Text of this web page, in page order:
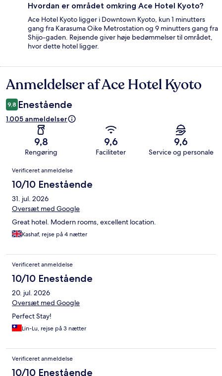
Hvordan er området omkring Ace Hotel Kyoto?
Ace Hotel Kyoto ligger i Downtown Kyoto, kun 1 minutters
gang fra Karasuma Oike Metrostation og 9 minutters gang fra
Shijo-gaden. Rejsende giver høje bedømmelser til området,
hvor dette hotel ligger.
Anmeldelser
Anmeldelser af Ace Hotel Kyoto
9,8 Enestående
1.005 anmeldelser
9,8
Rengøring
9,6
Faciliteter
9,6
Service og personale
Anmeldelser
Verificeret anmeldelse
10/10 Enestående
31. jul. 2026
Oversæt med Google
Great hotel. Modern rooms, excellent location.
Kashaf, rejse på 4 nætter
Verificeret anmeldelse
10/10 Enestående
20. jul. 2026
Oversæt med Google
Perfect Stay!
Lin-Lu, rejse på 3 nætter
Verificeret anmeldelse
10/10 Enestående